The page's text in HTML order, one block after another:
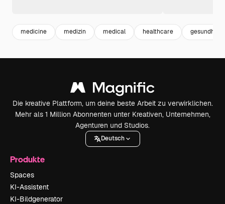
medicine medizin medical healthcare gesundheit
Die kreative Plattform, um deine beste Arbeit zu verwirklichen.
Mehr als 1 Million Abonnenten unter Kreativen, Unternehmen,
Agenturen und Studios.
Deutsch
Produkte
Spaces
KI-Assistent
KI-Bildgenerator